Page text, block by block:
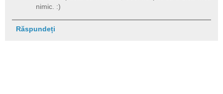
nimic. :)
Răspundeți